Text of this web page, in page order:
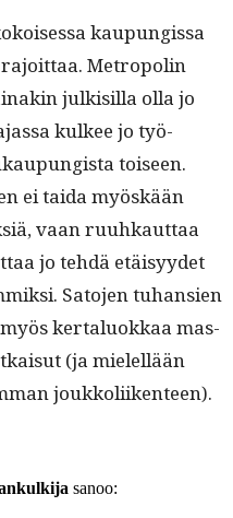
kaupungis­sa
Metropolin
julk­isil­la olla jo
kul­kee jo työ­
toiseen.
ei tai­da myöskään
vaan ruuhkaut­taa
jo tehdä etäisyy­det
Sato­jen tuhan­sien
ker­talu­okkaa mas­
(ja mielel­lään
joukkoliikenteen).
sanoo: